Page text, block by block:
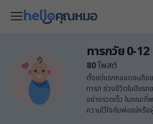
ทารกวัย 0-12
80โพสต์
ตั้งแต่แรกคลอดจนถึงข
ทารก ช่วงชีวิตในปีแรก
อย่างรวดเร็ว ในขณะ
ความไว้ใจกับพ่อแม่หรื